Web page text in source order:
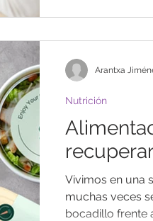
Vivimos en una
muchas veces
bocadillo frente
Nutrición
Arantxa